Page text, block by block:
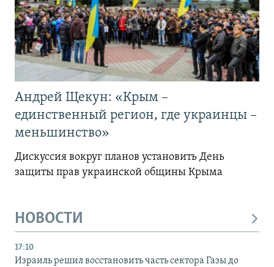
Андрей Щекун: «Крым –
единственный регион, где украинцы –
меньшинство»
Дискуссия вокруг планов установить День
защиты прав украинской общины Крыма
НОВОСТИ
17:10
Израиль решил восстановить часть сектора Газы до